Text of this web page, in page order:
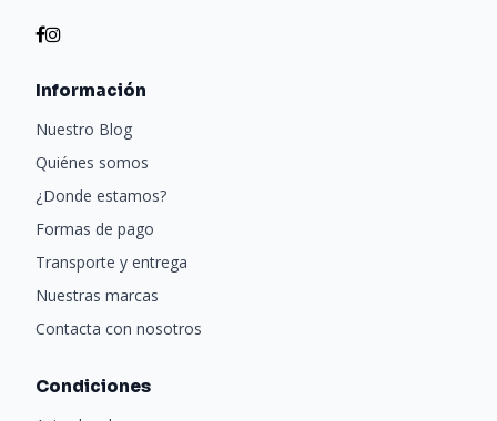
Información
Nuestro Blog
Quiénes somos
¿Donde estamos?
Formas de pago
Transporte y entrega
Nuestras marcas
Contacta con nosotros
Condiciones